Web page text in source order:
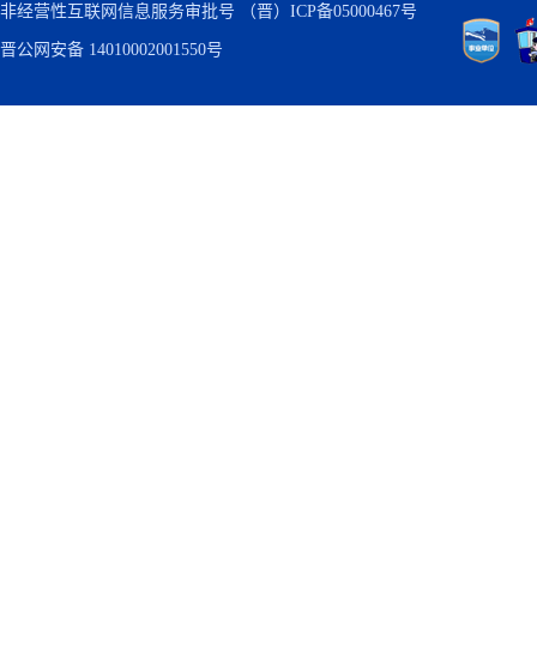
非经营性互联网信息服务审批号 （晋）ICP备05000467号
晋公网安备 14010002001550号